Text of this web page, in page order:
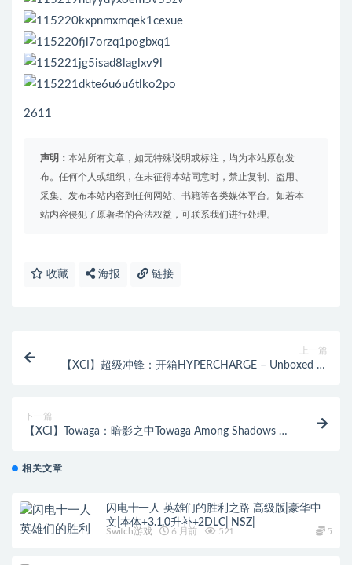
2611
声明： 本站所有文章，如无特殊说明或标注，均为本站原创发
布。任何个人或组织，在未征得本站同意时，禁止复制、盗用、
采集、发布本站内容到任何网站、书籍等各类媒体平台。如若本
站内容侵犯了原著者的合法权益，可联系我们进行处理。
收藏 海报 链接
上一篇
【XCI】超级冲锋：开箱HYPERCHARGE – Unboxed 中
下一篇
【XCI】Towaga：暗影之中Towaga Among Shadows 中
相关文章
闪电十一人 英雄们的胜利之路 高级版|豪华中
文|本体+3.1.0升补+2DLC| NSZ|
Switch游戏 6 月前 521 5